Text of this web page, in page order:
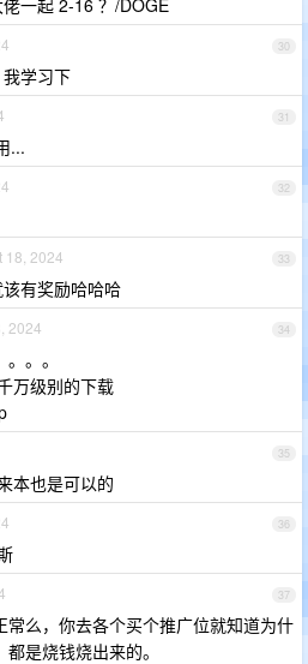
一起 2-16 ？/DOGE
30
学习下
31
...
32
33
18, 2024
有奖励哈哈哈
34
2024
。。
万级别的下载
35
本也是可以的
36
37
常么，你去各个买个推广位就知道为什
是烧钱烧出来的。